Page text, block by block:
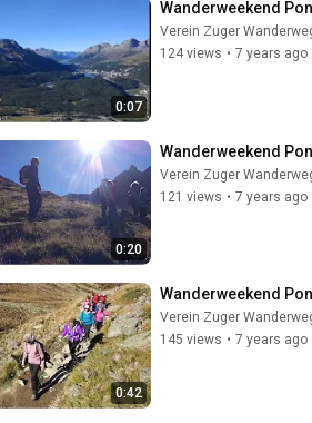
0:07
Wanderweekend
Verein Zuger
124 views • 7 years ago
0:20
Wanderweekend
Verein Zuger
121 views • 7 years ago
0:42
Wanderweekend
Verein Zuger
145 views • 7 years ago